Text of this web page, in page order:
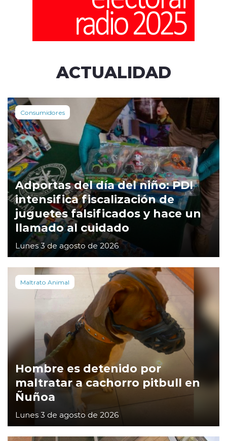
ACTUALIDAD
Consumidores
Adportas del día del niño: PDI
intensifica fiscalización de
juguetes falsificados y hace un
llamado al cuidado
Lunes 3 de agosto de 2026
Maltrato Animal
Hombre es detenido por
maltratar a cachorro pitbull en
Ñuñoa
Lunes 3 de agosto de 2026